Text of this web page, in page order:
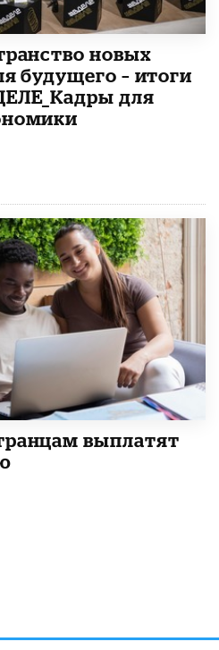
новых
будущего – итоги
для
выплатят